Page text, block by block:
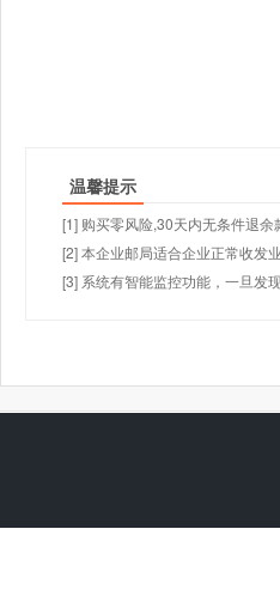
温馨提示
[1] 购买零风险,30天内无条件退余
[2] 本企业邮局适合企业正常收发
[3] 系统有智能监控功能，一旦发